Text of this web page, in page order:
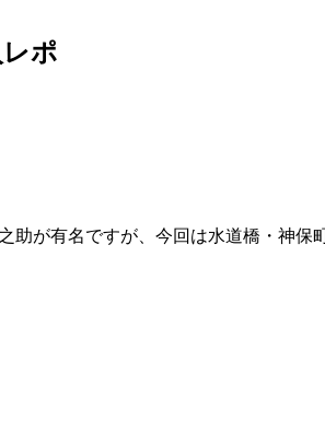
ポ
が有名ですが、今回は水道橋・神保